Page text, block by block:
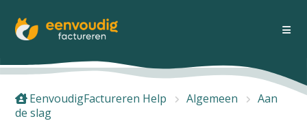
EenvoudigFactureren Help Algemeen
Aan
de slag